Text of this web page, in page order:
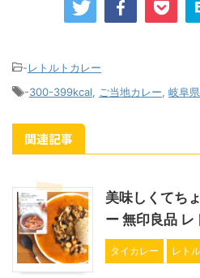
-レトルトカレー
-300-399kcal ご当地カレー 岐阜県
関連記事
美味しくてち
ー 無印良品 レ
タイカレー レト